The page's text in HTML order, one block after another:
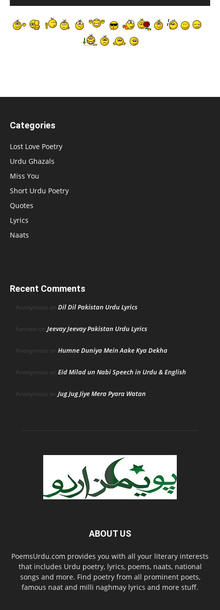
Categories
Lost Love Poetry
Urdu Ghazals
Miss You
Short Urdu Poetry
Quotes
Lyrics
Naats
Recent Comments
Anonymous on Dil Dil Pakistan Urdu Lyrics
hasnain on Jeevay Jeevay Pakistan Urdu Lyrics
Anonymous on Humne Duniya Mein Aake Kya Dekha
Anonymous on Eid Milad un Nabi Speech in Urdu & English
Anonymous on Jug Jug Jiye Mera Pyara Watan
ABOUT US
PoemsUrdu.com provides you with all your literary interests
that includes Urdu poetry, lyrics, poems, naats, national
songs and more. Find poetry from all prominent poets,
famous naat and milli naghmay lyrics and more stuff.